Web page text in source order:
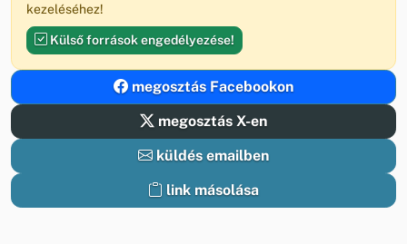
kezeléséhez!
Külső források engedélyezése!
megosztás Facebookon
megosztás X-en
küldés emailben
link másolása